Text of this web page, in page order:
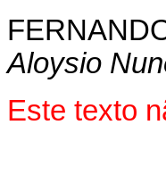
Aloysio
Este texto